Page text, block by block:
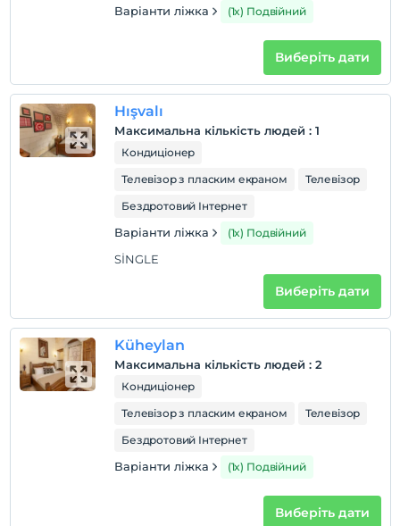
Варіанти ліжка (1x) Подвійний
Виберіть дати
Hışvalı
Максимальна кількість людей : 1
Кондиціонер
Телевізор з пласким екраном
Телевізор
Бездротовий Інтернет
Варіанти ліжка (1x) Подвійний
SİNGLE
Виберіть дати
Küheylan
Максимальна кількість людей : 2
Кондиціонер
Телевізор з пласким екраном
Телевізор
Бездротовий Інтернет
Варіанти ліжка (1x) Подвійний
Виберіть дати